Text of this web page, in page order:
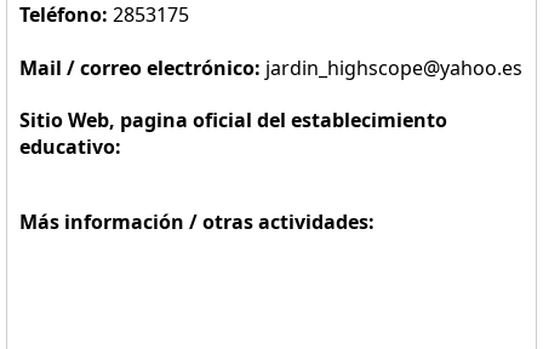
Teléfono: 2853175
Mail / correo electrónico: jardin_highscope@yahoo.es
Sitio Web, pagina oficial del establecimiento
educativo:
Más información / otras actividades: